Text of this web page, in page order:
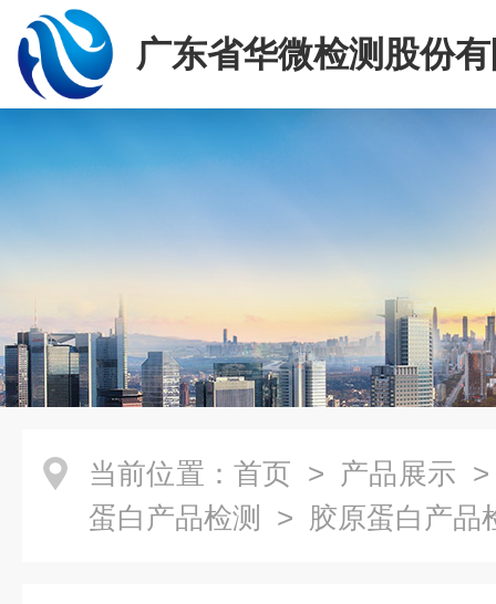
广东省华微检测股份
当前位置： 首页 > 产品展示
蛋白产品检测
> 胶原蛋白产品